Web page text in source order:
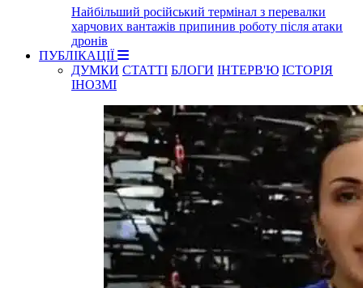
Найбільший російський термінал з перевалки
харчових вантажів припинив роботу після атаки
дронів
ПУБЛІКАЦІЇ
ДУМКИ СТАТТІ БЛОГИ ІНТЕРВ'Ю ІСТОРІЯ
ІНОЗМІ